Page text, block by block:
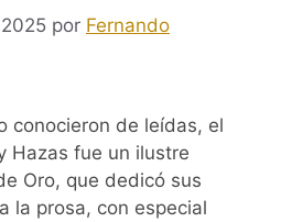
por Fernando
conocieron de leídas, el
Hazas fue un ilustre
Oro, que dedicó sus
la prosa, con especial